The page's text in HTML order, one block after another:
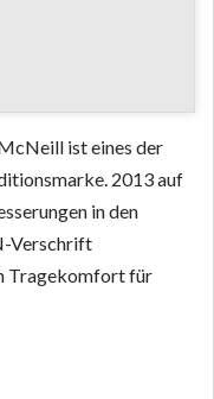
ist eines der
2013 auf
in den
Verschrift
Tragekomfort für